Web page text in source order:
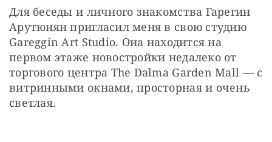
Для беседы и личного знакомства Гарегин
Арутюнян пригласил меня в свою студию
Gareggin Art Studio. Она находится на
первом этаже новостройки недалеко от
торгового центра The Dalma Garden Mall — с
витринными окнами, просторная и очень
светлая.